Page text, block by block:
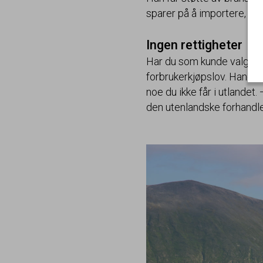
sparer på å importere,
Ingen rettigheter
Har du som kunde valgt
forbrukerkjøpslov.
noe du ikke får i
den utenlandske